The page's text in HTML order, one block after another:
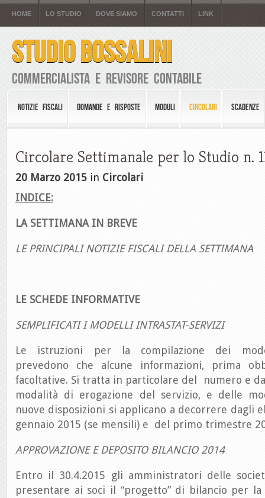
HOME LO STUDIO DOVE SIAMO CONTATTI LINK
STUDIO BOSSALINI
Commercialista e Revisore Contabile
NOTIZIE FISCALI DOMANDE E RISPOSTE MODULI CIRCOLARI SCADENZE
Circolare Settimanale per lo Studio n.
20 Marzo 2015 in Circolari
INDICE:
LA SETTIMANA IN BREVE
LE PRINCIPALI NOTIZIE FISCALI DELLA SETTIMANA
LE SCHEDE INFORMATIVE
SEMPLIFICATI I MODELLI INTRASTAT-SERVIZI
Le istruzioni per la compilazione dei
prevedono che alcune informazioni, prima
facoltative. Si tratta in particolare del numero e
modalità di erogazione del servizio, e delle
nuove disposizioni si applicano a decorrere dagli
gennaio 2015 (se mensili) e del primo trimestre
APPROVAZIONE E DEPOSITO BILANCIO 2014
Entro il 30.4.2015 gli amministratori delle
presentare ai soci il “progetto” di bilancio per la